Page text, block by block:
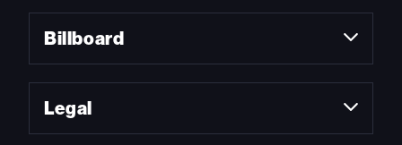
Billboard
Legal